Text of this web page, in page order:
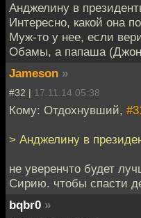
Анджелину в
Интересно, какой она
Муж-то у нее, если
Обамы, а папаша (Джон
Jameson »
#32 | 17.11.14 05:38
Кому: Отдохнувший,
> Анджелину в
не уверенчто будет
Сирию. чтобы спасти
bqbr0 »